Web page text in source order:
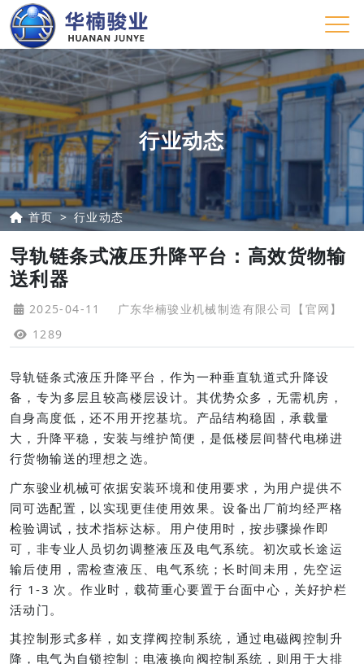
行业动态
首页 行业动态
导轨链条式液压升降平台：高效货物输
送利器
2025-04-11
广东华楠骏业机械制造有限公司【官网】
1289
导轨链条式液压升降平台，作为一种垂直轨道式升降设
备，专为多层且较高楼层设计。其优势众多，无需机房，
自身高度低，还不用开挖基坑。产品结构稳固，承载量
大，升降平稳，安装与维护简便，是低楼层间替代电梯进
行货物输送的理想之选。
广东骏业机械可依据安装环境和使用要求，为用户提供不
同可选配置，以实现更佳使用效果。设备出厂前均经严格
检验调试，技术指标达标。用户使用时，按步骤操作即
可，非专业人员切勿调整液压及电气系统。初次或长途运
输后使用，需检查液压、电气系统；长时间未用，先空运
行 1-3 次。作业时，载荷重心要置于台面中心，关好护栏
活动门。
其控制形式多样，如支撑阀控制系统，通过电磁阀控制升
降，电气为自锁控制；电液换向阀控制系统，则用于大排